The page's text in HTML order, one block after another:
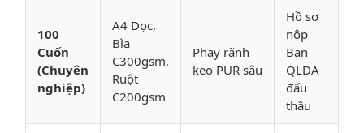
100
Cuốn
(Chuyên
nghiệp)
A4 Dọc,
Bìa
C300gsm,
Ruột
C200gsm
Phay rãnh
keo PUR sâu
Hồ sơ
nộp
Ban
QLDA
đấu
thầu